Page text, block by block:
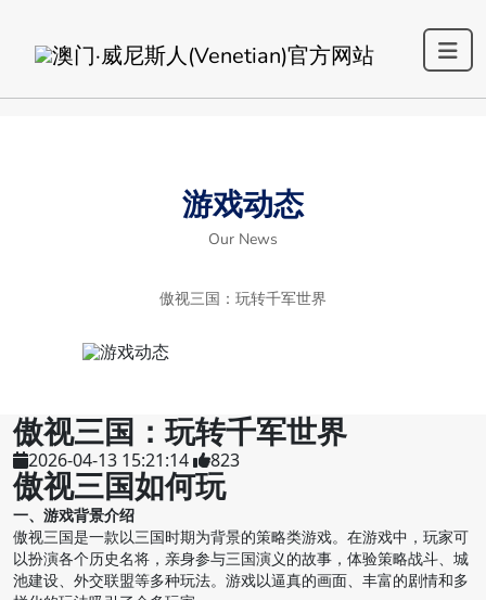
游戏动态
Our News
傲视三国：玩转千军世界
傲视三国：玩转千军世界
2026-04-13 15:21:14 823
傲视三国如何玩
一、游戏背景介绍
傲视三国是一款以三国时期为背景的策略类游戏。在游戏中，玩家可
以扮演各个历史名将，亲身参与三国演义的故事，体验策略战斗、城
池建设、外交联盟等多种玩法。游戏以逼真的画面、丰富的剧情和多